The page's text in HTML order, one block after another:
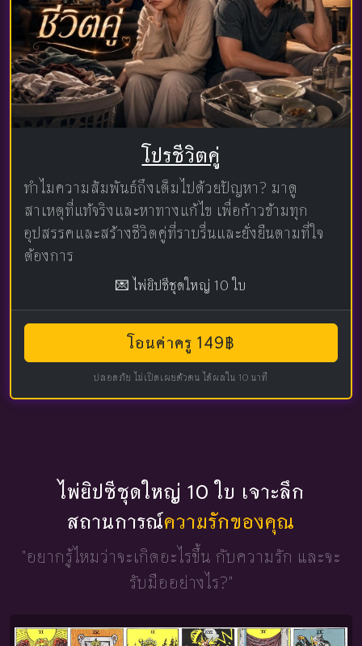
โปรชีวิตคู่
ทำไมความสัมพันธ์ถึงเต็มไปด้วยปัญหา? มาดู
สาเหตุที่แท้จริงและหาทางแก้ไข เพื่อก้าวข้ามทุก
อุปสรรคและสร้างชีวิตคู่ที่ราบรื่นและยั่งยืนตามที่ใจ
ต้องการ
💌 ไพ่ยิปซีชุดใหญ่ 10 ใบ
โอนค่าครู 149฿
ปลอดภัย ไม่เปิดเผยตัวตน ได้ผลใน 10 นาที
ไพ่ยิปซีชุดใหญ่ 10 ใบ เจาะลึก
สถานการณ์ความรักของคุณ
"อยากรู้ไหมว่าจะเกิดอะไรขึ้น กับความรัก และจะ
รับมืออย่างไร?"